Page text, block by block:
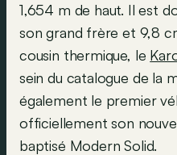
1,654 m de haut. Il est
son grand frère et 9,8
cousin thermique, le
sein du catalogue de la
également le premier
officiellement son
baptisé Modern Solid.